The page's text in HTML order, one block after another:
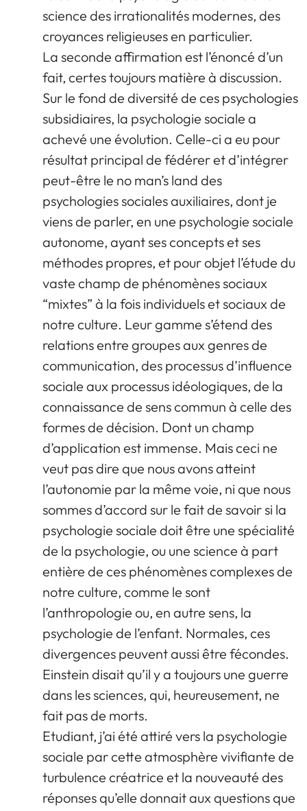
science des irrationalités modernes, des
croyances religieuses en particulier.
La seconde affirmation est l’énoncé d’un
fait, certes toujours matière à discussion.
Sur le fond de diversité de ces psychologies
subsidiaires, la psychologie sociale a
achevé une évolution. Celle-ci a eu pour
résultat principal de fédérer et d’intégrer
peut-être le no man’s land des
psychologies sociales auxiliaires, dont je
viens de parler, en une psychologie sociale
autonome, ayant ses concepts et ses
méthodes propres, et pour objet l’étude du
vaste champ de phénomènes sociaux
“mixtes” à la fois individuels et sociaux de
notre culture. Leur gamme s’étend des
relations entre groupes aux genres de
communication, des processus d’influence
sociale aux processus idéologiques, de la
connaissance de sens commun à celle des
formes de décision. Dont un champ
d’application est immense. Mais ceci ne
veut pas dire que nous avons atteint
l’autonomie par la même voie, ni que nous
sommes d’accord sur le fait de savoir si la
psychologie sociale doit être une spécialité
de la psychologie, ou une science à part
entière de ces phénomènes complexes de
notre culture, comme le sont
l’anthropologie ou, en autre sens, la
psychologie de l’enfant. Normales, ces
divergences peuvent aussi être fécondes.
Einstein disait qu’il y a toujours une guerre
dans les sciences, qui, heureusement, ne
fait pas de morts.
Etudiant, j’ai été attiré vers la psychologie
sociale par cette atmosphère vivifiante de
turbulence créatrice et la nouveauté des
réponses qu’elle donnait aux questions que